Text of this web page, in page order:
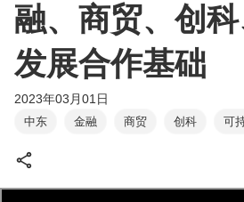
融、商贸、创
发展合作基础
2023年03月01日
中东 金融 商贸 创科 可